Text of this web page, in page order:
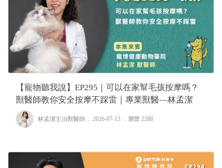
【寵物聽我說】EP295｜可以在家幫毛孩按摩嗎？
獸醫師教你安全按摩不踩雷｜專業獸醫—林孟潔
林孟潔主治獸醫師 ． 2026-07-13 ． 瀏覽 2288